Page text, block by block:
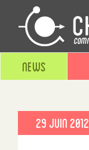
News
Publié
29 Juin 2012